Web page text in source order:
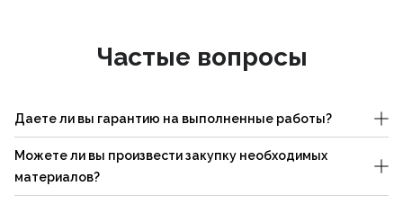
Частые вопросы
Даете ли вы гарантию на выполненные работы?
Можете ли вы произвести закупку необходимых
материалов?